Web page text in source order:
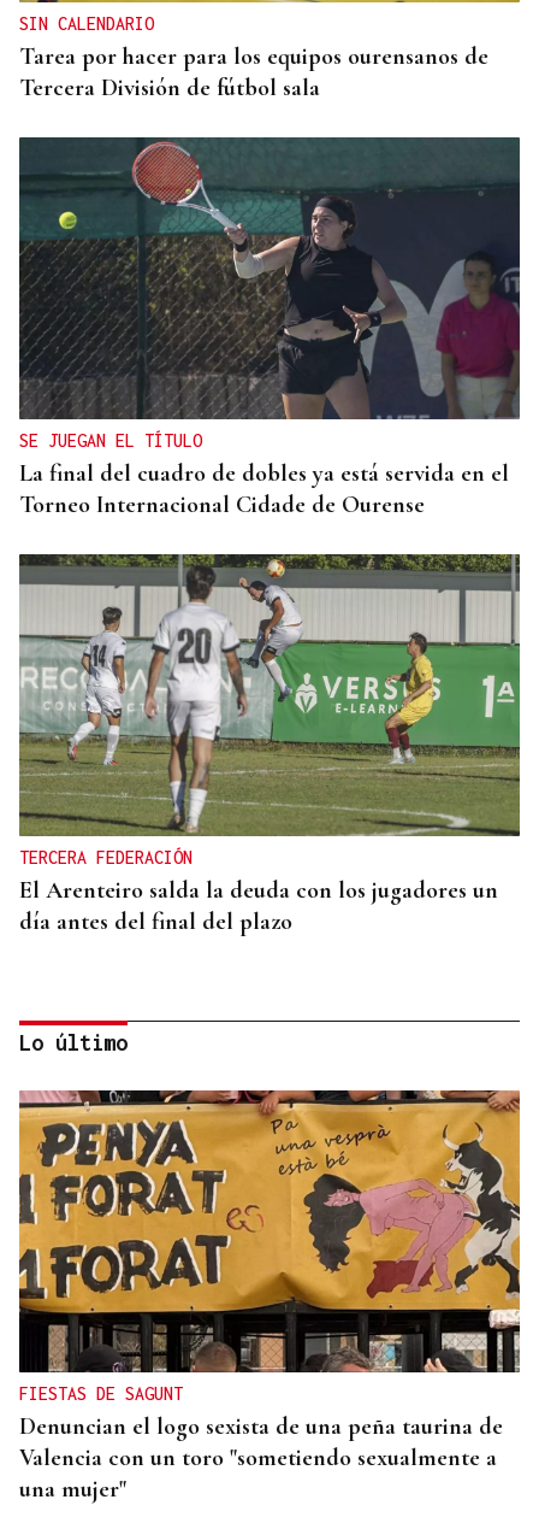
SIN CALENDARIO
Tarea por hacer para los equipos ourensanos de
Tercera División de fútbol sala
SE JUEGAN EL TÍTULO
La final del cuadro de dobles ya está servida en el
Torneo Internacional Cidade de Ourense
TERCERA FEDERACIÓN
El Arenteiro salda la deuda con los jugadores un
día antes del final del plazo
TROFEO EN ESPIÑEDO
Derrota del Arenteiro 0-3 ante el Pontevedra en
un partido de andar por casa
Lo último
FIESTAS DE SAGUNT
Denuncian el logo sexista de una peña taurina de
Valencia con un toro "sometiendo sexualmente a
una mujer"